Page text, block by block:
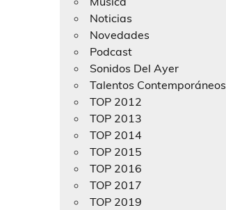
Noticias
Novedades
Podcast
Sonidos Del Ayer
Talentos Contemporáneos
TOP 2012
TOP 2013
TOP 2014
TOP 2015
TOP 2016
TOP 2017
TOP 2019